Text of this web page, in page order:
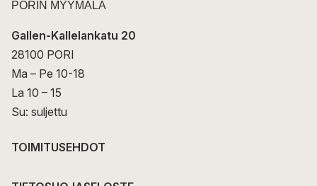
PORIN MYYMÄLÄ
Gallen-Kallelankatu 20
28100 PORI
Ma – Pe 10-18
La 10 – 15
Su: suljettu
TOIMITUSEHDOT